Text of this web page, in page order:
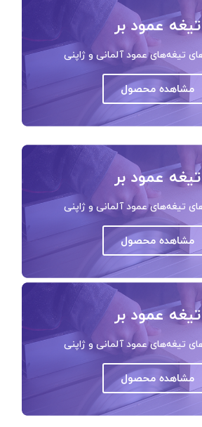
تیغه عمود بر
تیغه‌های عمود آلمانی و ژاپنی
مشاهده محصول
تیغه عمود بر
تیغه‌های عمود آلمانی و ژاپنی
مشاهده محصول
تیغه عمود بر
تیغه‌های عمود آلمانی و ژاپنی
مشاهده محصول